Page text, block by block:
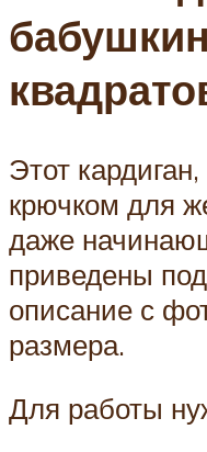
Этот
крючком для
даже
приведены
описание с
размера.
Для работы